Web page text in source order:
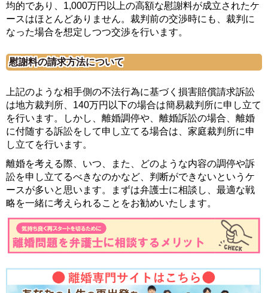
均的であり、1,000万円以上の高額な慰謝料が成立されたケ
ースはほとんどありません。裁判前の交渉時にも、裁判に
なった場合を想定しつつ交渉を行います。
慰謝料の請求方法について
上記のような相手側の不法行為に基づく損害賠償請求訴訟
は地方裁判所、140万円以下の場合は簡易裁判所に申し立て
を行います。しかし、離婚調停や、離婚訴訟の場合、離婚
に付随する訴訟をして申し立てる場合は、家庭裁判所に申
し立てを行います。
離婚を考える際、いつ、また、どのような内容の調停や訴
訟を申し立てるべきなのかなど、判断ができないというケ
ースが多いと思います。まずは弁護士に相談し、最適な戦
略を一緒に考えられることをお勧めいたします。